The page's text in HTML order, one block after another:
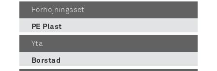
Förhöjningsset
PE Plast
Yta
Borstad